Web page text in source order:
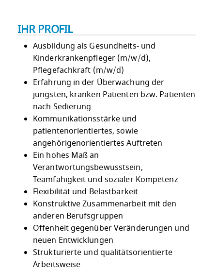
IHR PROFIL
Ausbildung als Gesundheits- und
Kinderkrankenpfleger (m/w/d),
Pflegefachkraft (m/w/d)
Erfahrung in der Überwachung der
jüngsten, kranken Patienten bzw. Patienten
nach Sedierung
Kommunikationsstärke und
patientenorientiertes, sowie
angehörigenorientiertes Auftreten
Ein hohes Maß an
Verantwortungsbewusstsein,
Teamfähigkeit und sozialer Kompetenz
Flexibilität und Belastbarkeit
Konstruktive Zusammenarbeit mit den
anderen Berufsgruppen
Offenheit gegenüber Veränderungen und
neuen Entwicklungen
Strukturierte und qualitätsorientierte
Arbeitsweise